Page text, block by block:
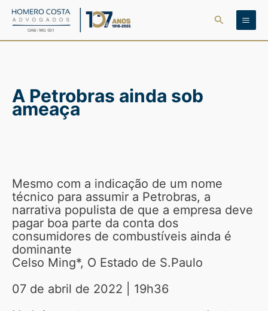
para
Pesquisar
A Petrobras ainda sob
ameaça
Mesmo com a indicação de um nome
técnico para assumir a Petrobras, a
narrativa populista de que a empresa deve
pagar boa parte da conta dos
consumidores de combustíveis ainda é
dominante
Celso Ming*, O Estado de S.Paulo
07 de abril de 2022 | 19h36